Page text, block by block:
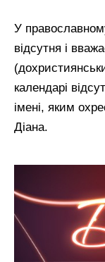
У
відсутня і
календарі
імені, яким
Діана.